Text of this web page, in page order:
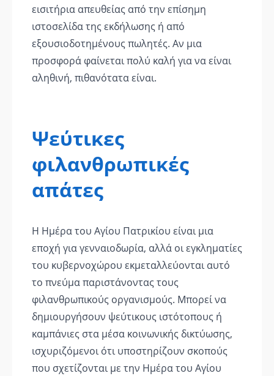
εισιτήρια απευθείας από την επίσημη
ιστοσελίδα της εκδήλωσης ή από
εξουσιοδοτημένους πωλητές. Αν μια
προσφορά φαίνεται πολύ καλή για να είναι
αληθινή, πιθανότατα είναι.
Ψεύτικες
φιλανθρωπικές
απάτες
Η Ημέρα του Αγίου Πατρικίου είναι μια
εποχή για γενναιοδωρία, αλλά οι εγκληματίες
του κυβερνοχώρου εκμεταλλεύονται αυτό
το πνεύμα παριστάνοντας τους
φιλανθρωπικούς οργανισμούς. Μπορεί να
δημιουργήσουν ψεύτικους ιστότοπους ή
καμπάνιες στα μέσα κοινωνικής δικτύωσης,
ισχυριζόμενοι ότι υποστηρίζουν σκοπούς
που σχετίζονται με την Ημέρα του Αγίου